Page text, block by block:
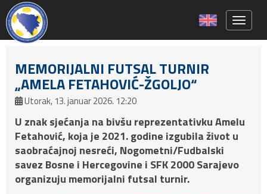
MEMORIJALNI FUTSAL TURNIR
„AMELA FETAHOVIĆ-ŽGOLJO“
Utorak, 13. januar 2026. 12:20
U znak sjećanja na bivšu reprezentativku Amelu
Fetahović, koja je 2021. godine izgubila život u
saobraćajnoj nesreći, Nogometni/Fudbalski
savez Bosne i Hercegovine i SFK 2000 Sarajevo
organizuju memorijalni futsal turnir.